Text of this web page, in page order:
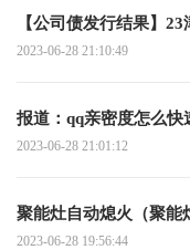
【公司债发行结果】
2023-06-28 21:10:49
报道：qq亲密度怎么快
2023-06-28 21:01:12
聚能灶自动熄火（聚能
2023-06-28 19:56:44